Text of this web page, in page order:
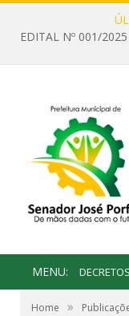
MENU: DECRETOS
Home »